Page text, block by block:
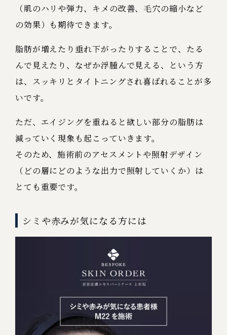
（肌のハリや弾力、キメの改善、毛穴の縮小など
の効果）も期待できます。
脂肪が増えたり垂れ下がったりすることで、たる
んで見えたり、なぜか浮腫んで見える、という方
は、スッキリとタイトニングされ喜ばれることが多
いです。
ただ、エイジングを重ねると欲しい部分の脂肪は
減っていく現象も起こっていきます。
そのため、施術前のアセスメントや照射デザイン
（どの層にどのような出力で照射していくか）は
とても重要です。
シミや赤みが気になる方には